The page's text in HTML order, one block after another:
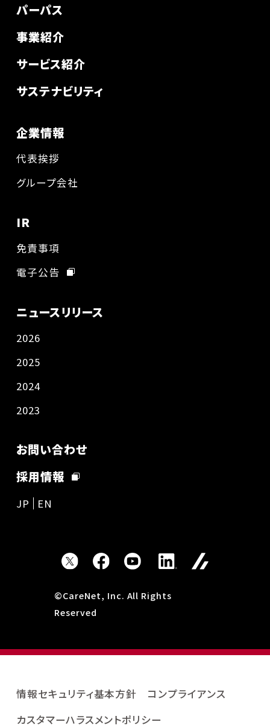
パーパス
事業紹介
サービス紹介
サステナビリティ
企業情報
代表挨拶
グループ会社
IR
免責事項
電子公告
ニュースリリース
2026
2025
2024
2023
お問い合わせ
採用情報
JP EN
©CareNet, Inc. All Rights
Reserved
情報セキュリティ基本方針
コンプライアンス
カスタマーハラスメントポリシー